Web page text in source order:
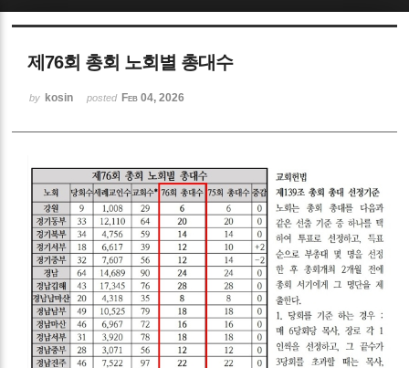
제76회 총회 노회별 총대수
by kosin posted Feb 04, 2026
Sketchbook5, 스케치북5
Sketchbook5, 스케치북5